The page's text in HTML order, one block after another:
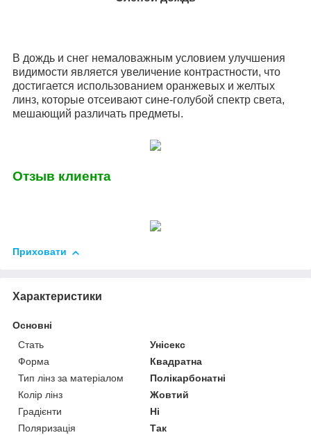
В дождь и снег немаловажным условием улучшения
видимости является увеличение контрастности, что
достигается использованием оранжевых и желтых
линз, которые отсеивают сине-голубой спектр света,
мешающий различать предметы.
Отзыв клиента
Приховати
Характеристики
Основні
Стать
Унісекс
Форма
Квадратна
Тип лінз за матеріалом
Полікарбонатні
Колір лінз
Жовтий
Градієнти
Ні
Поляризація
Так